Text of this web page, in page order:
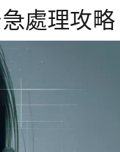
處理攻略